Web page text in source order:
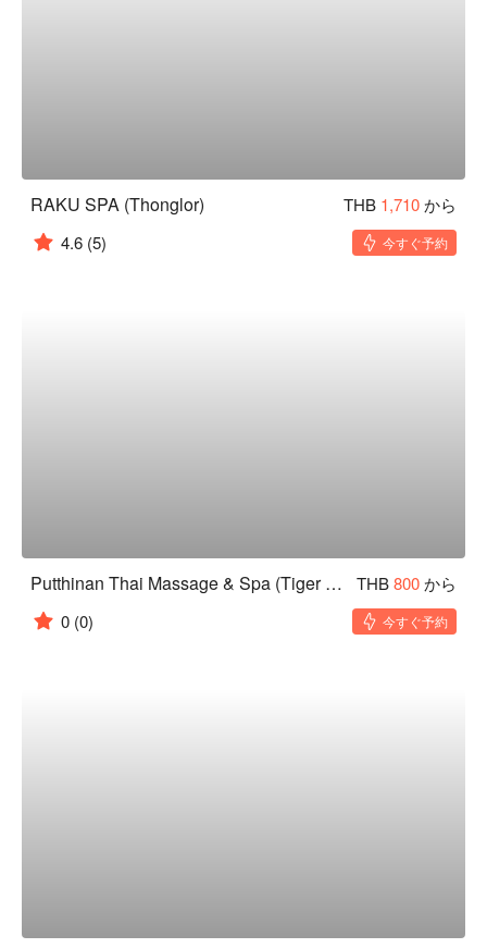
RAKU SPA (Thonglor) THB 1,710から
4.6 (5) 今すぐ予約
Putthinan Thai Massage & Spa (Tiger God Shrine) THB800から
0 (0) 今すぐ予約